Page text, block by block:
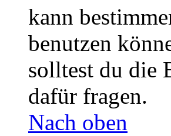
kann
benutzen
solltest du die
dafür fragen.
Nach oben